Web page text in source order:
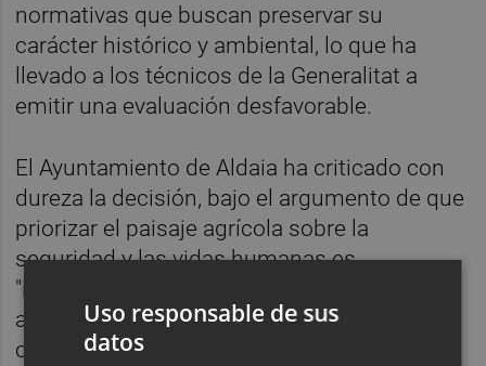
normativas que buscan preservar su
carácter histórico y ambiental, lo que ha
llevado a los técnicos de la Generalitat a
emitir una evaluación desfavorable.
El Ayuntamiento de Aldaia ha criticado con
dureza la decisión, bajo el argumento de que
priorizar el paisaje agrícola sobre la
seguridad y las vidas humanas es
"inadmisible". No obstante, este obstáculo
administrativo ha propiciado que el
consistorio intensifique aún más sus
Uso responsable de sus
datos